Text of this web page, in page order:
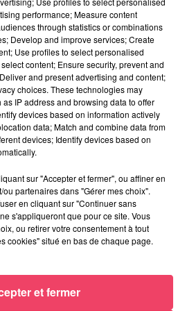
QU'ON N'A PAS EU PEUR, CE N'EST
performance; Measure content
through statistics or combinations
Develop and improve services; Create
Use profiles to select personalised
content; Ensure security, prevent and
and present advertising and content;
choices. These technologies may
IP address and browsing data to offer
devices based on information actively
data; Match and combine data from
devices; Identify devices based on
sur "Accepter et fermer", ou affiner en
partenaires dans "Gérer mes choix".
en cliquant sur "Continuer sans
s'appliqueront que pour ce site. Vous
ou retirer votre consentement à tout
cookies" situé en bas de chaque page.
et fermer